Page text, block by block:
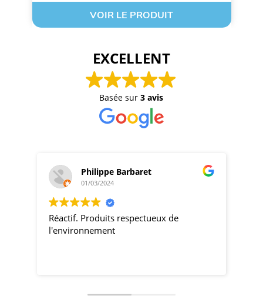
VOIR LE PRODUIT
EXCELLENT
Basée sur3 avis
Philippe Barbaret
01/03/2024
Réactif. Produits respectueux de
l'environnement